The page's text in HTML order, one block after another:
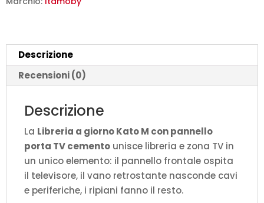
TV
cemento
L.178
P.36
H.204
quantità
Descrizione
Recensioni (0)
Descrizione
La Libreria a giorno Kato M con pannello
porta TV cemento unisce libreria e zona TV in
un unico elemento: il pannello frontale ospita
il televisore, il vano retrostante nasconde cavi
e periferiche, i ripiani fanno il resto.